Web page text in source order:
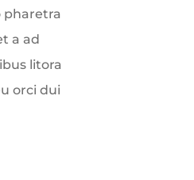
pharetra
a ad
litora
orci dui